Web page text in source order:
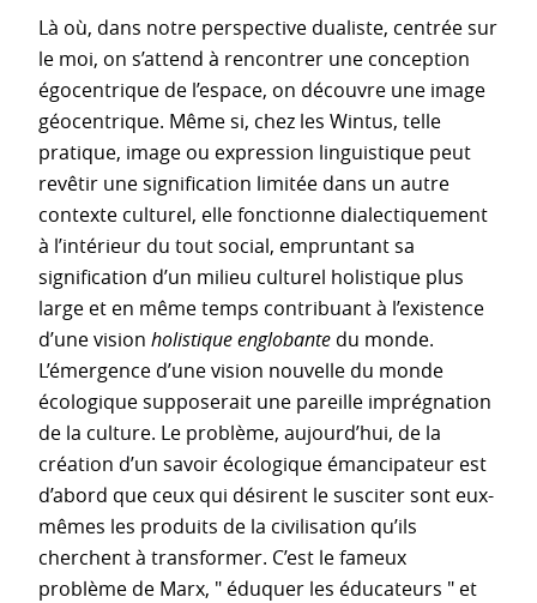
Là où, dans notre perspective dualiste, centrée sur
le moi, on s’attend à rencontrer une conception
égocentrique de l’espace, on découvre une image
géocentrique. Même si, chez les Wintus, telle
pratique, image ou expression linguistique peut
revêtir une signification limitée dans un autre
contexte culturel, elle fonctionne dialectiquement
à l’intérieur du tout social, empruntant sa
signification d’un milieu culturel holistique plus
large et en même temps contribuant à l’existence
d’une vision holistique englobante du monde.
L’émergence d’une vision nouvelle du monde
écologique supposerait une pareille imprégnation
de la culture. Le problème, aujourd’hui, de la
création d’un savoir écologique émancipateur est
d’abord que ceux qui désirent le susciter sont eux-
mêmes les produits de la civilisation qu’ils
cherchent à transformer. C’est le fameux
problème de Marx, " éduquer les éducateurs " et